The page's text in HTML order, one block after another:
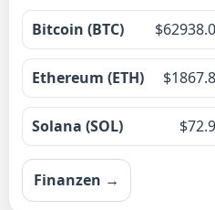
Bitcoin (BTC)
Ethereum (ETH)
Solana (SOL)
Finanzen →